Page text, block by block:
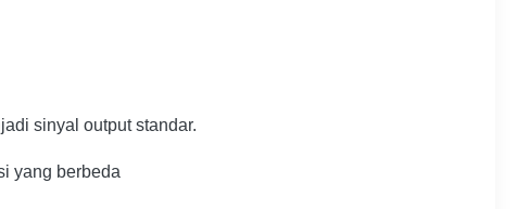
sinyal output standar.
yang berbeda